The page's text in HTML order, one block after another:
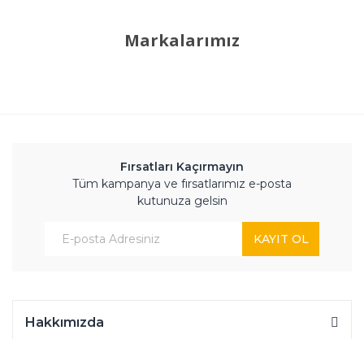
Markalarımız
Fırsatları Kaçırmayın
Tüm kampanya ve fırsatlarımız e-posta
kutunuza gelsin
KAYIT OL
Hakkımızda